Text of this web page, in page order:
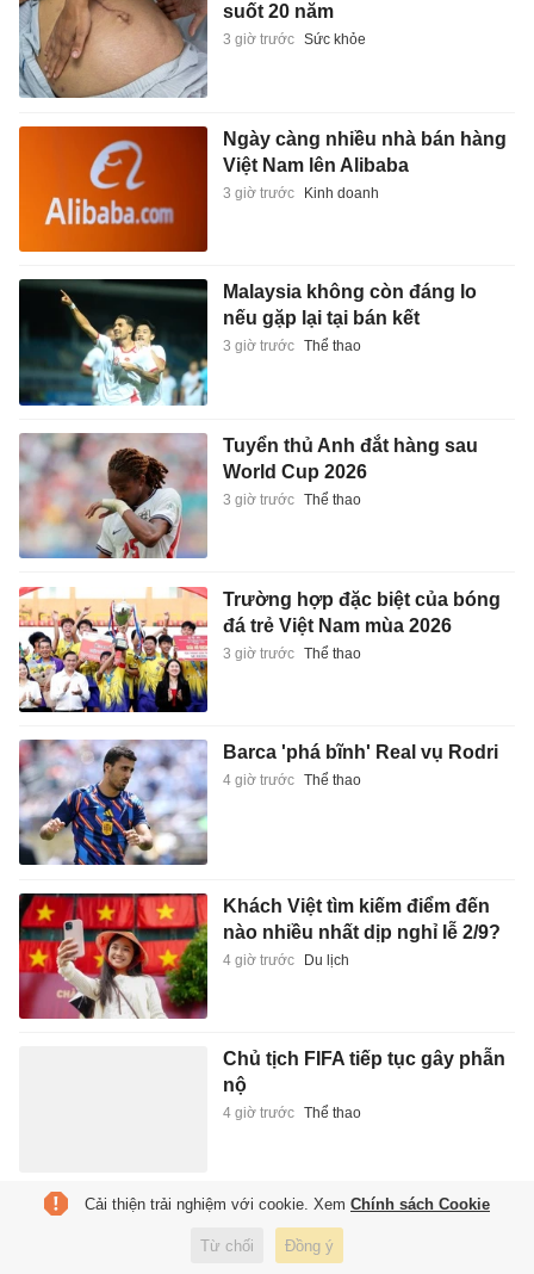
suốt 20 năm
3 giờ trước Sức khỏe
Ngày càng nhiều nhà bán hàng
Việt Nam lên Alibaba
3 giờ trước Kinh doanh
Malaysia không còn đáng lo
nếu gặp lại tại bán kết
3 giờ trước Thể thao
Tuyển thủ Anh đắt hàng sau
World Cup 2026
3 giờ trước Thể thao
Trường hợp đặc biệt của bóng
đá trẻ Việt Nam mùa 2026
3 giờ trước Thể thao
Barca 'phá bĩnh' Real vụ Rodri
4 giờ trước Thể thao
Khách Việt tìm kiếm điểm đến
nào nhiều nhất dịp nghỉ lễ 2/9?
4 giờ trước Du lịch
Chủ tịch FIFA tiếp tục gây phẫn
nộ
4 giờ trước Thể thao
Đồng đội của Paredes bị điều
tra vì nghi liên quan đường dây
ma túy
Cải thiện trải nghiệm với cookie. Xem Chính sách Cookie
Từ chối Đồng ý